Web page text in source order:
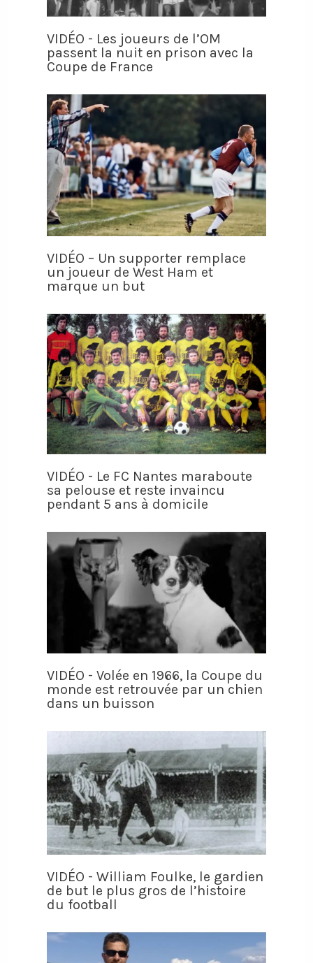
VIDÉO - Les joueurs de l’OM
passent la nuit en prison avec la
Coupe de France
VIDÉO – Un supporter remplace
un joueur de West Ham et
marque un but
VIDÉO - Le FC Nantes maraboute
sa pelouse et reste invaincu
pendant 5 ans à domicile
VIDÉO - Volée en 1966, la Coupe du
monde est retrouvée par un chien
dans un buisson
VIDÉO - William Foulke, le gardien
de but le plus gros de l’histoire
du football